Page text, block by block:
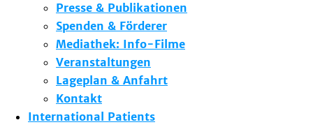
Presse & Publikationen
Spenden & Förderer
Mediathek: Info-Filme
Veranstaltungen
Lageplan & Anfahrt
Kontakt
International Patients